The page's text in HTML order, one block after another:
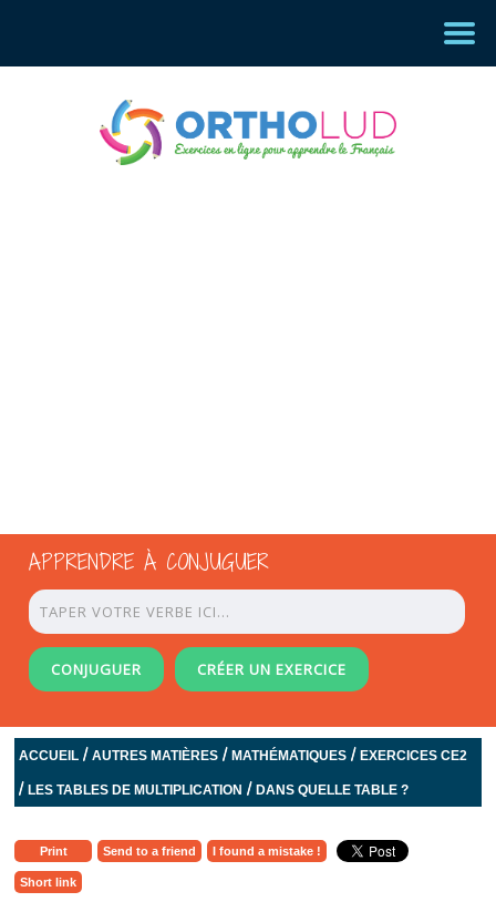
APPRENDRE À CONJUGUER
CONJUGUER CRÉER UN EXERCICE
ACCUEIL /AUTRES MATIÈRES /MATHÉMATIQUES /EXERCICES CE2
/LES TABLES DE MULTIPLICATION /DANS QUELLE TABLE ?
Print Send to a friend I found a mistake !
Short link